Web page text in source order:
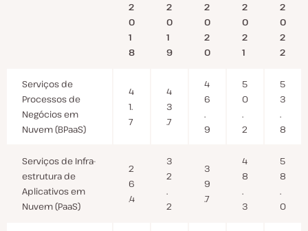
2
0
1
8
2
0
1
9
2
0
2
0
2
0
2
1
2
0
2
2
Serviços de
Processos de
Negócios em
Nuvem (BPaaS)
4
1.
7
4
3
.7
4
6
.
9
5
0
.
2
5
3
.
8
Serviços de Infra-
estrutura de
Aplicativos em
Nuvem (PaaS)
2
6
.4
3
2
.
2
3
9
.7
4
8
.
3
5
8
.
0